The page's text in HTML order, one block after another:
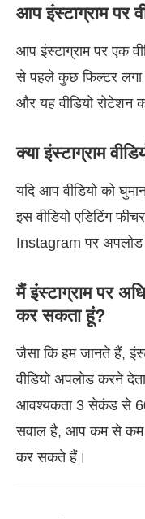
आप इंस्टाग्राम पर
आप इंस्टाग्राम पर एक
से पहले कुछ फिल्टर लगा
और यह वीडियो रोटेशन
क्या इंस्टाग्राम
यदि आप वीडियो को
इस वीडियो एडिटिंग
Instagram पर
मैं इंस्टाग्राम पर
कर सकता हूं?
जैसा कि हम जानते हैं,
वीडियो अपलोड करने
आवश्यकता 3 सेकंड से
सवाल है, आप कम से कम
कर सकते हैं।